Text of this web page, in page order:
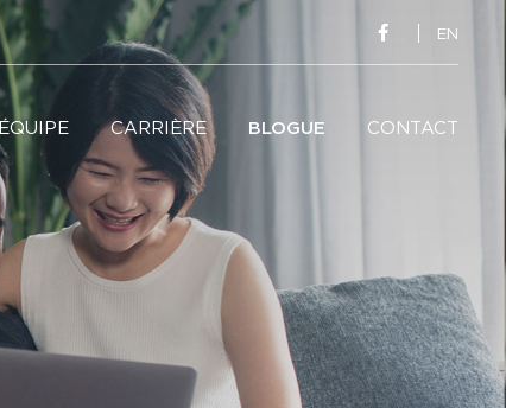
EN
ÉQUIPE CARRIÈRE BLOGUE CONTACT